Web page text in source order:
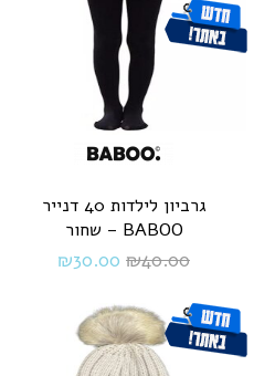
גרביון לילדות 40 דנייר
BABOO – שחור
₪40.00
₪30.00